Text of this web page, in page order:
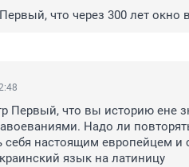
что через 300 лет окно
Первый, что вы историю ене
Надо ли
себя настоящим европейцем и
язык на латиницу